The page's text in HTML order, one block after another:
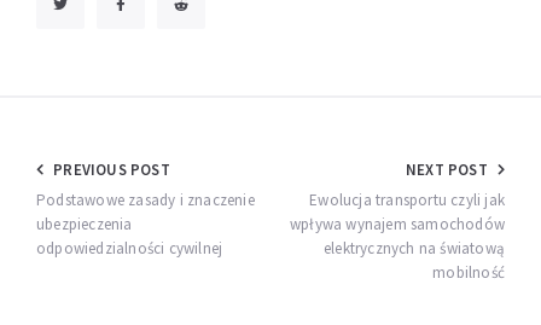
Nawigacja
wpisu
PREVIOUS POST
Podstawowe zasady i znaczenie
ubezpieczenia
odpowiedzialności cywilnej
NEXT POST
Ewolucja transportu czyli jak
wpływa wynajem samochodów
elektrycznych na światową
mobilność